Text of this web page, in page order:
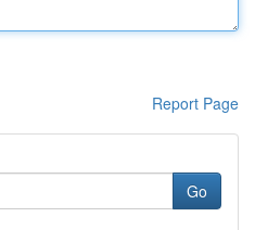
Report Page
Go